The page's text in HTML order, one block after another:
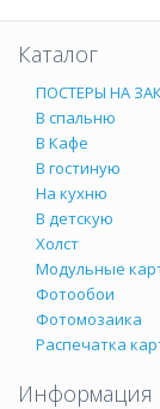
Каталог
ПОСТЕРЫ НА
В спальню
В Кафе
В гостиную
На кухню
В детскую
Холст
Модульные
Фотообои
Фотомозаика
Распечатка
Информация